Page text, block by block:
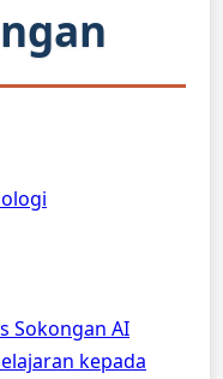
Sokongan AI
kepada